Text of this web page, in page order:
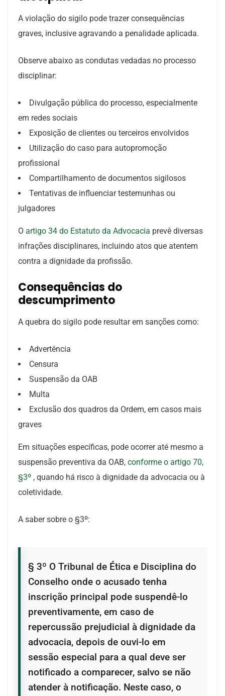
A violação do sigilo pode trazer consequências
graves, inclusive agravando a penalidade aplicada.
Observe abaixo as condutas vedadas no processo
disciplinar:
Divulgação pública do processo, especialmente
em redes sociais
Exposição de clientes ou terceiros envolvidos
Utilização do caso para autopromoção
profissional
Compartilhamento de documentos sigilosos
Tentativas de influenciar testemunhas ou
julgadores
O artigo 34 do Estatuto da Advocacia prevê diversas
infrações disciplinares, incluindo atos que atentem
contra a dignidade da profissão.
Consequências do
descumprimento
A quebra do sigilo pode resultar em sanções como:
Advertência
Censura
Suspensão da OAB
Multa
Exclusão dos quadros da Ordem, em casos mais
graves
Em situações específicas, pode ocorrer até mesmo a
suspensão preventiva da OAB, conforme o artigo 70,
§3º , quando há risco à dignidade da advocacia ou à
coletividade.
A saber sobre o §3º:
§ 3º O Tribunal de Ética e Disciplina do
Conselho onde o acusado tenha
inscrição principal pode suspendê-lo
preventivamente, em caso de
repercussão prejudicial à dignidade da
advocacia, depois de ouvi-lo em
sessão especial para a qual deve ser
notificado a comparecer, salvo se não
atender à notificação. Neste caso, o